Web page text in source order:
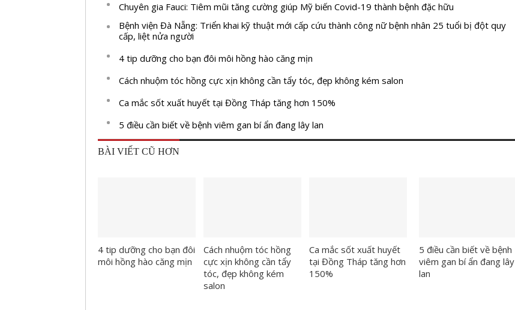
Chuyên gia Fauci: Tiêm mũi tăng cường giúp Mỹ biến Covid-19 thành bệnh đặc hữu
Bệnh viện Đà Nẵng: Triển khai kỹ thuật mới cấp cứu thành công nữ bệnh nhân 25 tuổi bị đột quy
cấp, liệt nửa người
4 tip dưỡng cho bạn đôi môi hồng hào căng mịn
Cách nhuộm tóc hồng cực xịn không cần tẩy tóc, đẹp không kém salon
Ca mắc sốt xuất huyết tại Đồng Tháp tăng hơn 150%
5 điều cần biết về bệnh viêm gan bí ẩn đang lây lan
BÀI VIẾT CŨ HƠN
4 tip dưỡng cho bạn đôi
môi hồng hào căng mịn
Cách nhuộm tóc hồng
cực xịn không cần tẩy
tóc, đẹp không kém
salon
Ca mắc sốt xuất huyết
tại Đồng Tháp tăng hơn
150%
5 điều cần biết về bệnh
viêm gan bí ẩn đang lây
lan